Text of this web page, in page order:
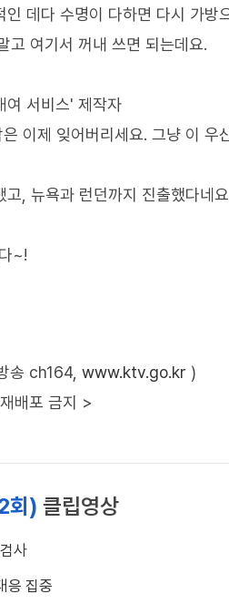
데다 수명이 다하면 다시 가방
고 여기서 꺼내 쓰면 되는데요.
여 서비스' 제작자
이제 잊어버리세요. 그냥 이
, 뉴욕과 런던까지 진출했다네
~!
송 ch164, www.ktv.go.kr )
배포 금지 >
회) 클립영상
사
응 집중